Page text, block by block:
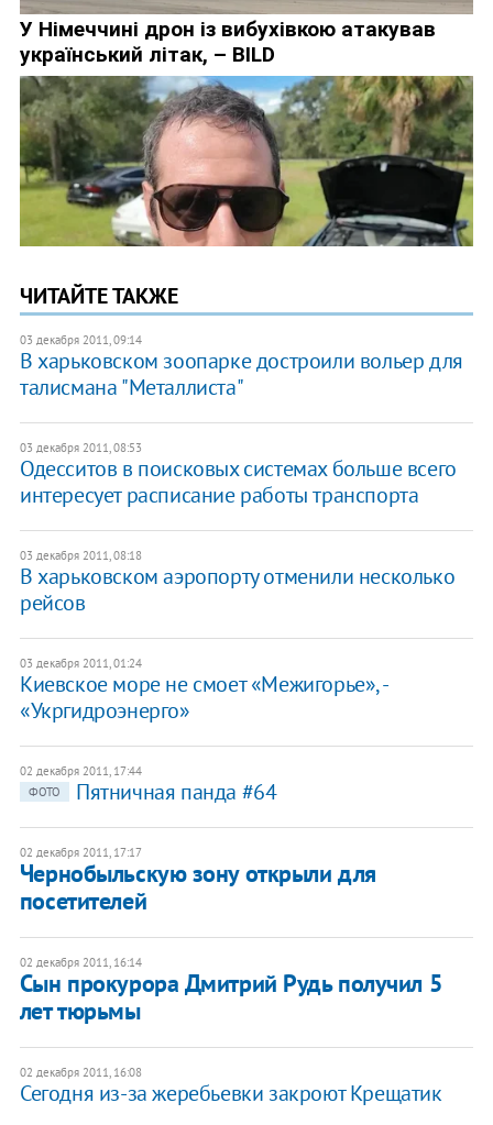
ЧИТАЙТЕ ТАКЖЕ
03 декабря 2011, 09:14
В харьковском зоопарке достроили вольер для
талисмана "Металлиста"
03 декабря 2011, 08:53
Одесситов в поисковых системах больше всего
интересует расписание работы транспорта
03 декабря 2011, 08:18
В харьковском аэропорту отменили несколько
рейсов
03 декабря 2011, 01:24
​Киевское море не смоет «Межигорье», -
«Укргидроэнерго»
02 декабря 2011, 17:44
ФОТО
Пятничная панда #64
02 декабря 2011, 17:17
​Чернобыльскую зону открыли для
посетителей
02 декабря 2011, 16:14
​Сын прокурора Дмитрий Рудь получил 5
лет тюрьмы
02 декабря 2011, 16:08
Сегодня из-за жеребьевки закроют Крещатик